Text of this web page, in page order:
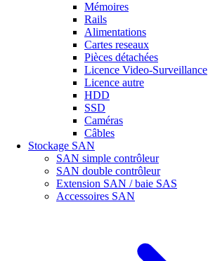
Mémoires
Rails
Alimentations
Cartes reseaux
Pièces détachées
Licence Video-Surveillance
Licence autre
HDD
SSD
Caméras
Câbles
Stockage SAN
SAN simple contrôleur
SAN double contrôleur
Extension SAN / baie SAS
Accessoires SAN